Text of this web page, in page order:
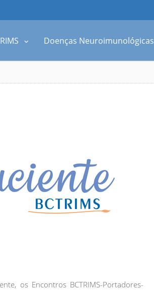
Doenças Neuroimunológicas
os Encontros BCTRIMS-Portadores-